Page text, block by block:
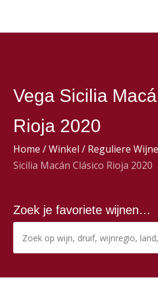
Vega Sicilia
Rioja 2020
Home /Winkel / Reguliere
Sicilia Macán Clásico Rioja 2020
Zoek je favoriete wijnen…